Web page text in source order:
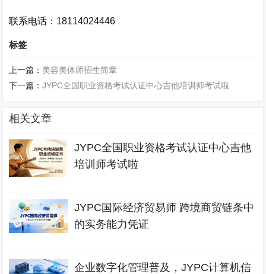
联系电话：18114024446
标签
上一篇： 美容美体师招生简章
下一篇：JYPC全国职业资格考试认证中心吉他培训师考试啦
相关文章
JYPC全国职业资格考试认证中心吉他
培训师考试啦
JYPC国际经济贸易师 跨境商贸链条中
的实务能力凭证
企业数字化管理普及，JYPC计算机信